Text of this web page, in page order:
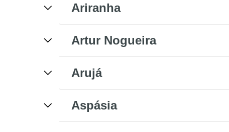
Ariranha
Artur Nogueira
Arujá
Aspásia